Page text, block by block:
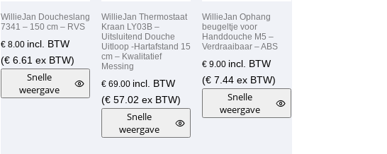
WillieJan Doucheslang
7341 – 150 cm – RVS
€8.00 incl. BTW
(€6.61ex BTW)
Snelle
weergave
WillieJan Thermostaat
Kraan LY03B –
Uitsluitend Douche
Uitloop -Hartafstand 15
cm – Kwalitatief
Messing
€69.00 incl. BTW
(€57.02 ex BTW)
Snelle
weergave
WillieJan Ophang
beugeltje voor
Handdouche M5 –
Verdraaibaar – ABS
€9.00 incl. BTW
(€7.44ex BTW)
Snelle
weergave